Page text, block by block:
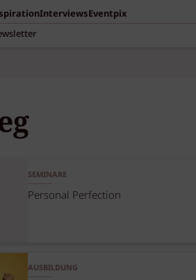
InterviewsEventpix
SEMINARE
Personal Perfection
AUSBILDUNG